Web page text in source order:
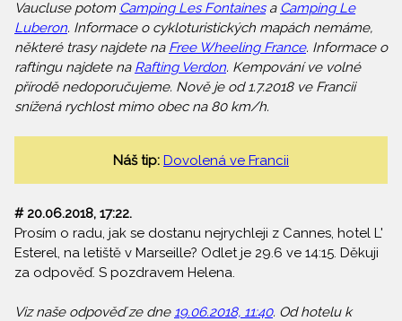
Vaucluse potom Camping Les Fontainesa Camping Le
Luberon. Informace o cykloturistických mapách nemáme,
některé trasy najdete na Free Wheeling France. Informace o
raftingu najdete na Rafting Verdon. Kempování ve volné
přírodě nedoporučujeme. Nově je od 1.7.2018 ve Francii
snížená rychlost mimo obec na 80 km/h.
Náš tip: Dovolená ve Francii
# 20.06.2018, 17:22.
Prosím o radu, jak se dostanu nejrychleji z Cannes, hotel L'
Esterel, na letiště v Marseille? Odlet je 29.6 ve 14:15. Děkuji
za odpověď. S pozdravem Helena.
Viz naše odpověď ze dne 19.06.2018, 11:40. Od hotelu k